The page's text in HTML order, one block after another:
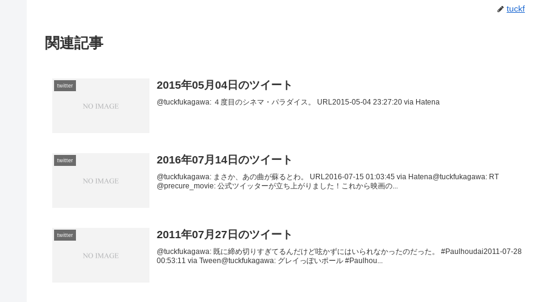
tuckf
関連記事
twitter 2015年05月04日のツイート
@tuckfukagawa: ４度目のシネマ・パラダイス。 URL2015-05-04 23:27:20 via Hatena
twitter 2016年07月14日のツイート
@tuckfukagawa: まさか、あの曲が蘇るとわ。 URL2016-07-15 01:03:45 via Hatena@tuckfukagawa: RT
@precure_movie: 公式ツイッターが立ち上がりました！これから映画の...
twitter 2011年07月27日のツイート
@tuckfukagawa: 既に締め切りすぎてるんだけど呟かずにはいられなかったのだった。 #Paulhoudai2011-07-28
00:53:11 via Tween@tuckfukagawa: グレイっぽいポール #Paulhou...